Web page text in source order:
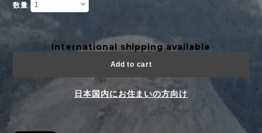
数量
International shipping available
Add to cart
日本国内にお住まいの方向け